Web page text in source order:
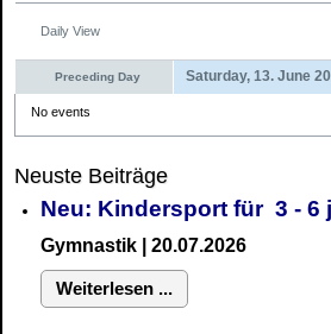
Daily View
Preceding Day Saturday, 13. June
No events
Neuste Beiträge
Neu: Kindersport für 3 - 6
Gymnastik | 20.07.2026
Weiterlesen ...